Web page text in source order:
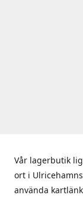
Vår lagerbutik
ort i
använda